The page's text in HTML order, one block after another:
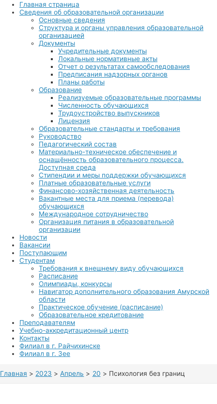
Главная страница
Сведения об образовательной организации
Основные сведения
Структура и органы управления образовательной
организацией
Документы
Учредительные документы
Локальные нормативные акты
Отчет о результатах самообследования
Предписания надзорных органов
Планы работы
Образование
Реализуемые образовательные программы
Численность обучающихся
Трудоустройство выпускников
Лицензия
Образовательные стандарты и требования
Руководство
Педагогический состав
Материально-техническое обеспечение и
оснащённость образовательного процесса.
Доступная среда
Стипендии и меры поддержки обучающихся
Платные образовательные услуги
Финансово-хозяйственная деятельность
Вакантные места для приема (перевода)
обучающихся
Международное сотрудничество
Организация питания в образовательной
организации
Новости
Вакансии
Поступающим
Студентам
Требования к внешнему виду обучающихся
Расписание
Олимпиады, конкурсы
Навигатор дополнительного образования Амурской
области
Практическое обучение (расписание)
Образовательное кредитование
Преподавателям
Учебно-аккредитационный центр
Контакты
Филиал в г. Райчихинске
Филиал в г. Зее
Главная 2023 Апрель 20 Психология без границ